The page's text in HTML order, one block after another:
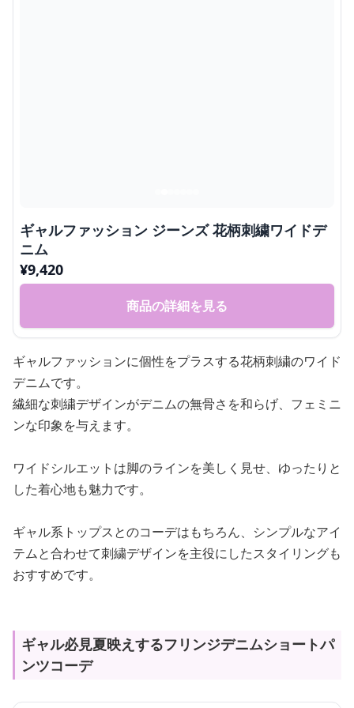
ギャルファッション ジーンズ 花柄刺繍ワイドデ
ニム
¥9,420
商品の詳細を見る
ギャルファッションに個性をプラスする花柄刺繍のワイド
デニムです。
繊細な刺繍デザインがデニムの無骨さを和らげ、フェミニ
ンな印象を与えます。
ワイドシルエットは脚のラインを美しく見せ、ゆったりと
した着心地も魅力です。
ギャル系トップスとのコーデはもちろん、シンプルなアイ
テムと合わせて刺繍デザインを主役にしたスタイリングも
おすすめです。
ギャル必見夏映えするフリンジデニムショートパ
ンツコーデ